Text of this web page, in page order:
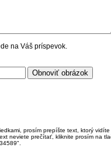
na Váš príspevok.
prosím prepíšte text, ktorý vidíte
neviete prečítať, kliknite prosím na